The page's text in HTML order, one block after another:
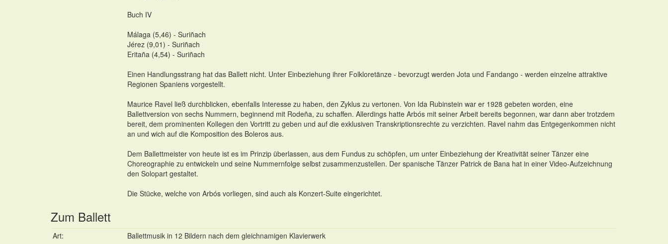
Buch IV
Málaga (5,46) - Suriñach
Jérez (9,01) - Suriñach
Eritaña (4,54) - Suriñach
Einen Handlungsstrang hat das Ballett nicht. Unter Einbeziehung ihrer Folkloretänze - bevorzugt werden Jota und Fandango - werden einzelne attraktive
Regionen Spaniens vorgestellt.
Maurice Ravel ließ durchblicken, ebenfalls Interesse zu haben, den Zyklus zu vertonen. Von Ida Rubinstein war er 1928 gebeten worden, eine
Ballettversion von sechs Nummern, beginnend mit Rodeña, zu schaffen. Allerdings hatte Arbós mit seiner Arbeit bereits begonnen, war dann aber trotzdem
bereit, dem prominenten Kollegen den Vortritt zu geben und auf die exklusiven Transkriptionsrechte zu verzichten. Ravel nahm das Entgegenkommen nicht
an und wich auf die Komposition des Boleros aus.
Dem Ballettmeister von heute ist es im Prinzip überlassen, aus dem Fundus zu schöpfen, um unter Einbeziehung der Kreativität seiner Tänzer eine
Choreographie zu entwickeln und seine Nummernfolge selbst zusammenzustellen. Der spanische Tänzer Patrick de Bana hat in einer Video-Aufzeichnung
den Solopart gestaltet.
Die Stücke, welche von Arbós vorliegen, sind auch als Konzert-Suite eingerichtet.
Zum Ballett
Art: Ballettmusik in 12 Bildern nach dem gleichnamigen Klavierwerk